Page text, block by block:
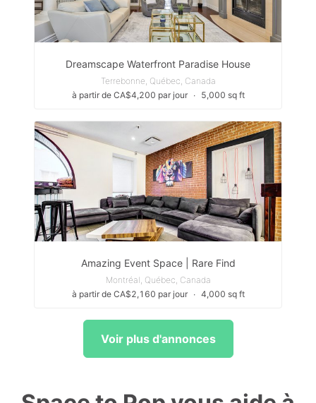
Dreamscape Waterfront Paradise House
Terrebonne, Québec, Canada
à partir de CA$4,200 par jour
∙ 5,000 sq ft
Amazing Event Space | Rare Find
Montréal, Québec, Canada
à partir de CA$2,160 par jour
∙ 4,000 sq ft
Voir plus d'annonces